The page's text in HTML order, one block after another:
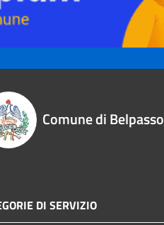
Comune di Belpasso
DI SERVIZIO